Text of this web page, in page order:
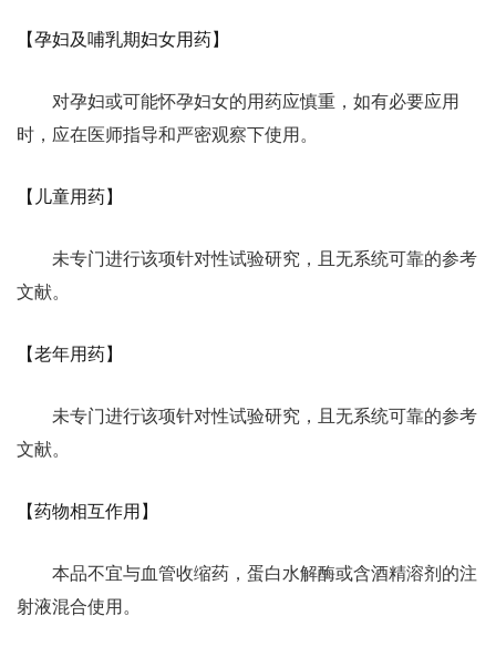
【孕妇及哺乳期妇女用药】
对孕妇或可能怀孕妇女的用药应慎重，如有必要应用
时，应在医师指导和严密观察下使用。
【儿童用药】
未专门进行该项针对性试验研究，且无系统可靠的参考
文献。
【老年用药】
未专门进行该项针对性试验研究，且无系统可靠的参考
文献。
【药物相互作用】
本品不宜与血管收缩药，蛋白水解酶或含酒精溶剂的注
射液混合使用。